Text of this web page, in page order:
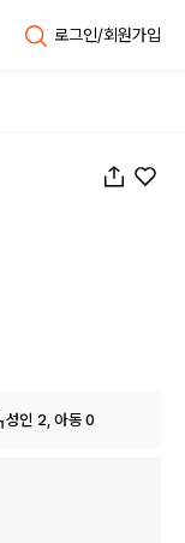
로그인/회원가입
성인 2, 아동 0